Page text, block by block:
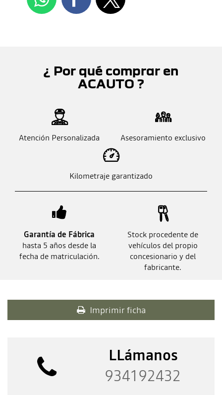
¿ Por qué comprar en
ACAUTO ?
Atención Personalizada Asesoramiento exclusivo
Kilometraje garantizado
Garantía de Fábrica
hasta 5 años desde la
fecha de matriculación.
Stock procedente de
vehículos del propio
concesionario y del
fabricante.
Imprimir ficha
LLámanos
934192432